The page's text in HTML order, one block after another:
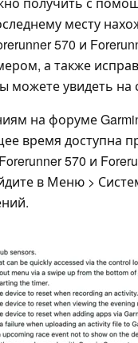
месту
570 и
а также
можете увидеть на
на форуме
время доступна
570 и
в Меню >